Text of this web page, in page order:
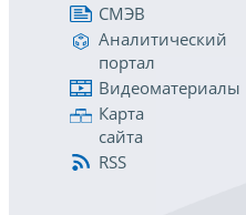
СМЭВ
Аналитический
портал
Видеоматериалы
Карта
сайта
RSS